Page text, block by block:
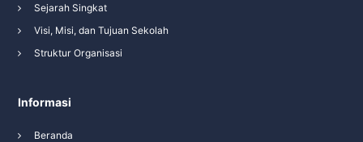
Sejarah Singkat
Visi, Misi, dan Tujuan Sekolah
Struktur Organisasi
Informasi
Beranda